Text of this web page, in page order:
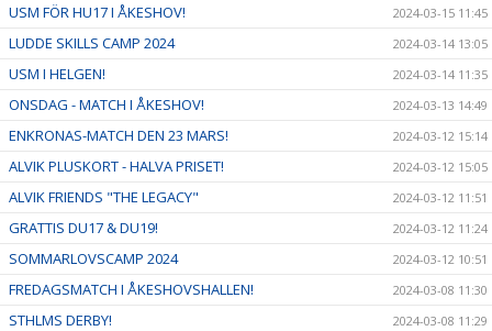
USM FÖR HU17 I ÅKESHOV! 2024-03-15 11:45
LUDDE SKILLS CAMP 2024 2024-03-14 13:05
USM I HELGEN! 2024-03-14 11:35
ONSDAG - MATCH I ÅKESHOV! 2024-03-13 14:49
ENKRONAS-MATCH DEN 23 MARS! 2024-03-12 15:14
ALVIK PLUSKORT - HALVA PRISET! 2024-03-12 15:05
ALVIK FRIENDS "THE LEGACY" 2024-03-12 11:51
GRATTIS DU17 & DU19! 2024-03-12 11:24
SOMMARLOVSCAMP 2024 2024-03-12 10:51
FREDAGSMATCH I ÅKESHOVSHALLEN! 2024-03-08 11:30
STHLMS DERBY! 2024-03-08 11:29